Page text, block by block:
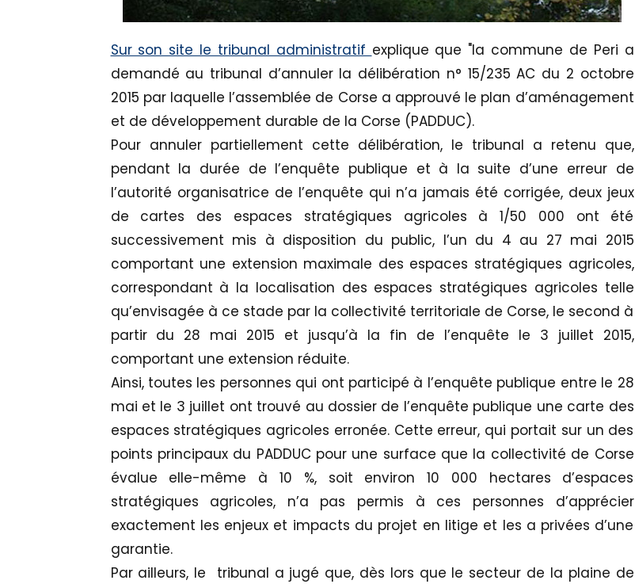
Sur son site le tribunal administratif explique que "la commune de Peri a
demandé au tribunal d’annuler la délibération n° 15/235 AC du 2 octobre
2015 par laquelle l’assemblée de Corse a approuvé le plan d’aménagement
et de développement durable de la Corse (PADDUC).
Pour annuler partiellement cette délibération, le tribunal a retenu que,
pendant la durée de l’enquête publique et à la suite d’une erreur de
l’autorité organisatrice de l’enquête qui n’a jamais été corrigée, deux jeux
de cartes des espaces stratégiques agricoles à 1/50 000 ont été
successivement mis à disposition du public, l’un du 4 au 27 mai 2015
comportant une extension maximale des espaces stratégiques agricoles,
correspondant à la localisation des espaces stratégiques agricoles telle
qu’envisagée à ce stade par la collectivité territoriale de Corse, le second à
partir du 28 mai 2015 et jusqu’à la fin de l’enquête le 3 juillet 2015,
comportant une extension réduite.
Ainsi, toutes les personnes qui ont participé à l’enquête publique entre le 28
mai et le 3 juillet ont trouvé au dossier de l’enquête publique une carte des
espaces stratégiques agricoles erronée. Cette erreur, qui portait sur un des
points principaux du PADDUC pour une surface que la collectivité de Corse
évalue elle-même à 10 %, soit environ 10 000 hectares d’espaces
stratégiques agricoles, n’a pas permis à ces personnes d’apprécier
exactement les enjeux et impacts du projet en litige et les a privées d’une
garantie.
Par ailleurs, le tribunal a jugé que, dès lors que le secteur de la plaine de